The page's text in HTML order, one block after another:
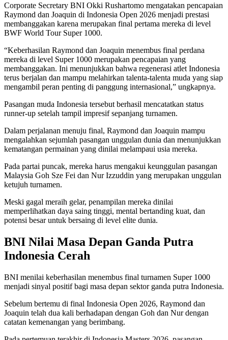
Corporate Secretary BNI Okki Rushartomo mengatakan pencapaian
Raymond dan Joaquin di Indonesia Open 2026 menjadi prestasi
membanggakan karena merupakan final pertama mereka di level
BWF World Tour Super 1000.
“Keberhasilan Raymond dan Joaquin menembus final perdana
mereka di level Super 1000 merupakan pencapaian yang
membanggakan. Ini menunjukkan bahwa regenerasi atlet Indonesia
terus berjalan dan mampu melahirkan talenta-talenta muda yang siap
mengambil peran penting di panggung internasional,” ungkapnya.
Pasangan muda Indonesia tersebut berhasil mencatatkan status
runner-up setelah tampil impresif sepanjang turnamen.
Dalam perjalanan menuju final, Raymond dan Joaquin mampu
mengalahkan sejumlah pasangan unggulan dunia dan menunjukkan
kematangan permainan yang dinilai melampaui usia mereka.
Pada partai puncak, mereka harus mengakui keunggulan pasangan
Malaysia Goh Sze Fei dan Nur Izzuddin yang merupakan unggulan
ketujuh turnamen.
Meski gagal meraih gelar, penampilan mereka dinilai
memperlihatkan daya saing tinggi, mental bertanding kuat, dan
potensi besar untuk bersaing di level elite dunia.
BNI Nilai Masa Depan Ganda Putra
Indonesia Cerah
BNI menilai keberhasilan menembus final turnamen Super 1000
menjadi sinyal positif bagi masa depan sektor ganda putra Indonesia.
Sebelum bertemu di final Indonesia Open 2026, Raymond dan
Joaquin telah dua kali berhadapan dengan Goh dan Nur dengan
catatan kemenangan yang berimbang.